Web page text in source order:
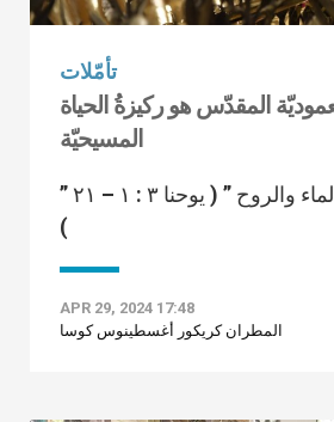
تأمّلات
المقدّس هو ركيزةُ الحياة
المسيحيّة
” الولادة الجديدة بالماء والروح ” ( يوحنا ٣ : ١ – ٢١
)
APR 29, 2024 17:48
المطران كريكور أغسطينوس كوسا